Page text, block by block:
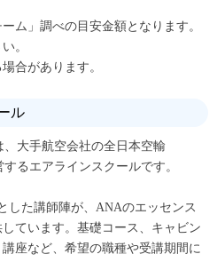
ム」調べの目安金額となります。
。
合があります。
ル
、大手航空会社の全日本空輸
るエアラインスクールです。
した講師陣が、ANAのエッセンス
ています。基礎コース、キャビン
座など、希望の職種や受講期間に